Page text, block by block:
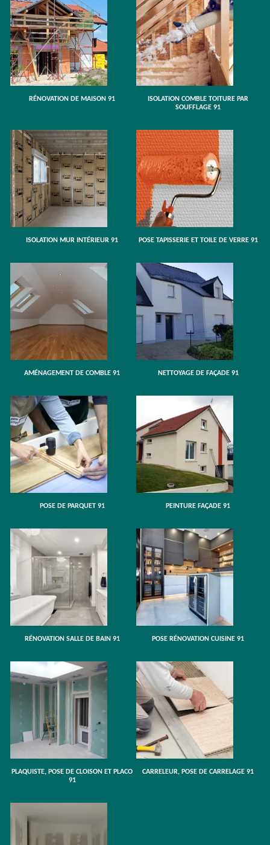
RÉNOVATION DE MAISON 91
ISOLATION COMBLE TOITURE PAR
SOUFFLAGE 91
ISOLATION MUR INTÉRIEUR 91 POSE TAPISSERIE ET TOILE DE VERRE 91
AMÉNAGEMENT DE COMBLE 91 NETTOYAGE DE FAÇADE 91
POSE DE PARQUET 91 PEINTURE FAÇADE 91
RÉNOVATION SALLE DE BAIN 91 POSE RÉNOVATION CUISINE 91
PLAQUISTE, POSE DE CLOISON ET PLACO
91
CARRELEUR, POSE DE CARRELAGE 91